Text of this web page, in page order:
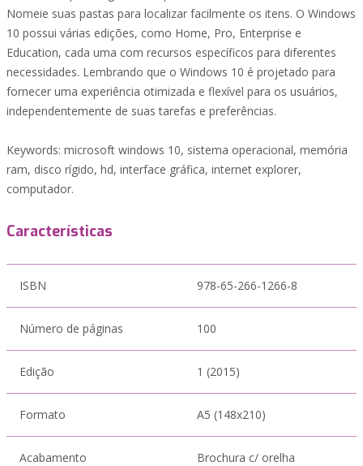
Nomeie suas pastas para localizar facilmente os itens. O Windows
10 possui várias edições, como Home, Pro, Enterprise e
Education, cada uma com recursos específicos para diferentes
necessidades. Lembrando que o Windows 10 é projetado para
fornecer uma experiência otimizada e flexível para os usuários,
independentemente de suas tarefas e preferências.
Keywords: microsoft windows 10, sistema operacional, memória
ram, disco rígido, hd, interface gráfica, internet explorer,
computador.
Características
ISBN 978-65-266-1266-8
Número de páginas 100
Edição 1 (2015)
Formato A5 (148x210)
Acabamento Brochura c/ orelha